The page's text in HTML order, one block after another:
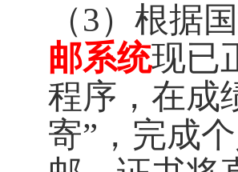
（3） 根据
邮系统现已
程序，在成
寄”，完成